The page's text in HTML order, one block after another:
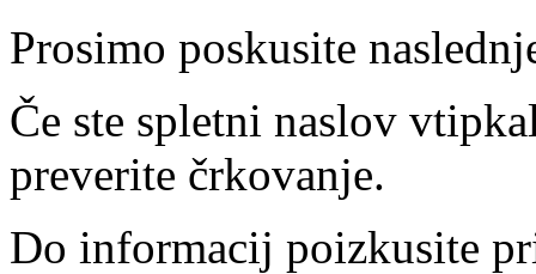
Prosimo poskusite
Če ste spletni naslov
preverite črkovanje.
Do informacij poizkusite